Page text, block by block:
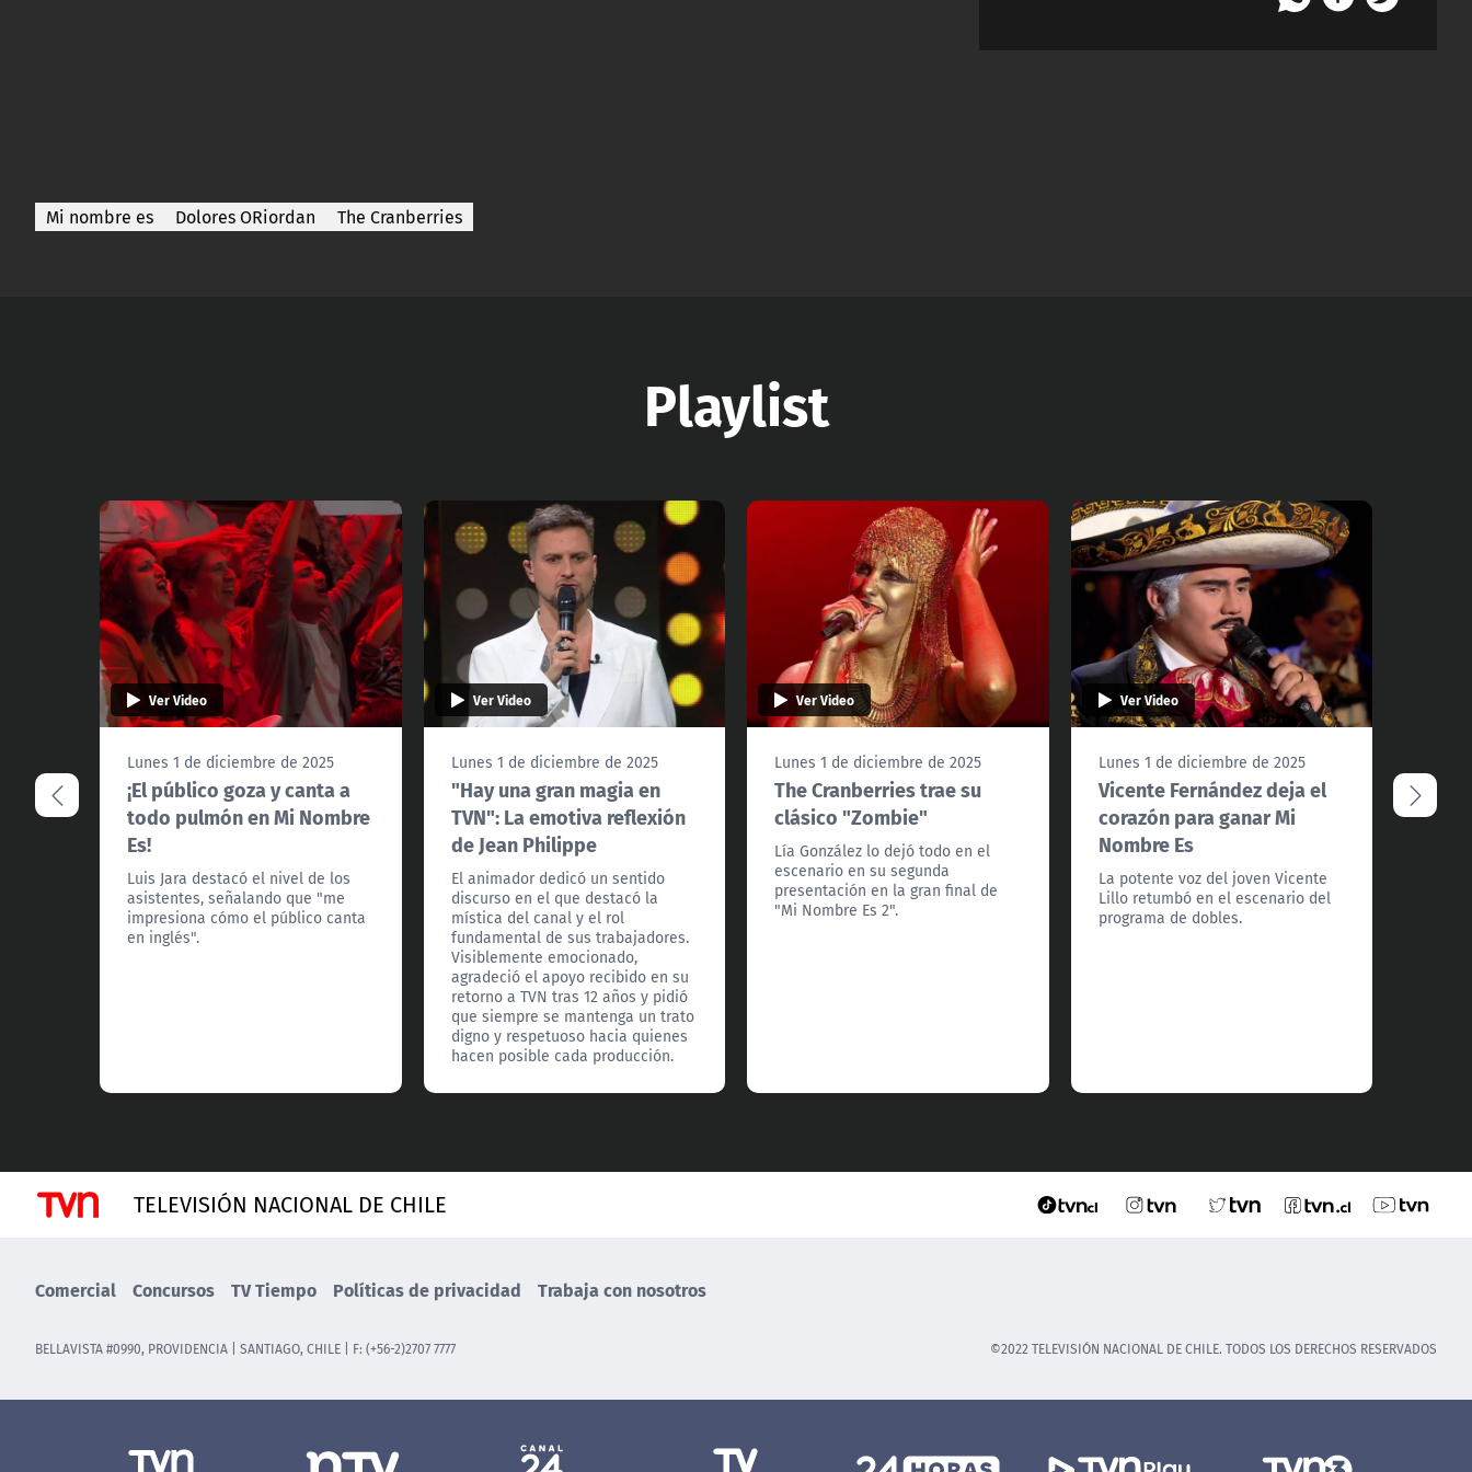
Mi nombre es Dolores ORiordan The Cranberries
Playlist
Ver Video
Lunes 1 de diciembre de 2025
¡El público goza y canta a
todo pulmón en Mi Nombre
Es!
Luis Jara destacó el nivel de los
asistentes, señalando que "me
impresiona cómo el público canta
en inglés".
Ver Video
Lunes 1 de diciembre de 2025
"Hay una gran magia en
TVN": La emotiva reflexión
de Jean Philippe
El animador dedicó un sentido
discurso en el que destacó la
mística del canal y el rol
fundamental de sus trabajadores.
Visiblemente emocionado,
agradeció el apoyo recibido en su
retorno a TVN tras 12 años y pidió
que siempre se mantenga un trato
digno y respetuoso hacia quienes
hacen posible cada producción.
Ver Video
Lunes 1 de diciembre de 2025
The Cranberries trae su
clásico "Zombie"
Lía González lo dejó todo en el
escenario en su segunda
presentación en la gran final de
"Mi Nombre Es 2".
Ver Video
Lunes 1 de diciembre de 2025
Vicente Fernández deja el
corazón para ganar Mi
Nombre Es
La potente voz del joven Vicente
Lillo retumbó en el escenario del
programa de dobles.
TELEVISIÓN NACIONAL DE CHILE
Comercial Concursos TV Tiempo Políticas de privacidad Trabaja con nosotros
BELLAVISTA #0990, PROVIDENCIA | SANTIAGO, CHILE | F: (+56-2)2707 7777 ©2022 TELEVISIÓN NACIONAL DE CHILE. TODOS LOS DERECHOS RESERVADOS